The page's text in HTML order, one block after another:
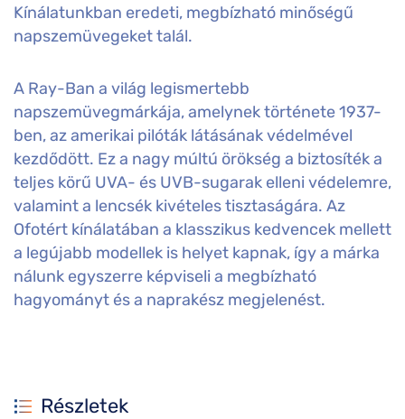
Kínálatunkban eredeti, megbízható minőségű
napszemüvegeket talál.
A Ray-Ban a világ legismertebb
napszemüvegmárkája, amelynek története 1937-
ben, az amerikai pilóták látásának védelmével
kezdődött. Ez a nagy múltú örökség a biztosíték a
teljes körű UVA- és UVB-sugarak elleni védelemre,
valamint a lencsék kivételes tisztaságára. Az
Ofotért kínálatában a klasszikus kedvencek mellett
a legújabb modellek is helyet kapnak, így a márka
nálunk egyszerre képviseli a megbízható
hagyományt és a naprakész megjelenést.
Részletek